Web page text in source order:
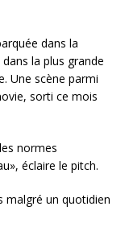
dans la
la plus grande
Une scène parmi
sorti ce mois
normes
éclaire le pitch.
malgré un quotidien